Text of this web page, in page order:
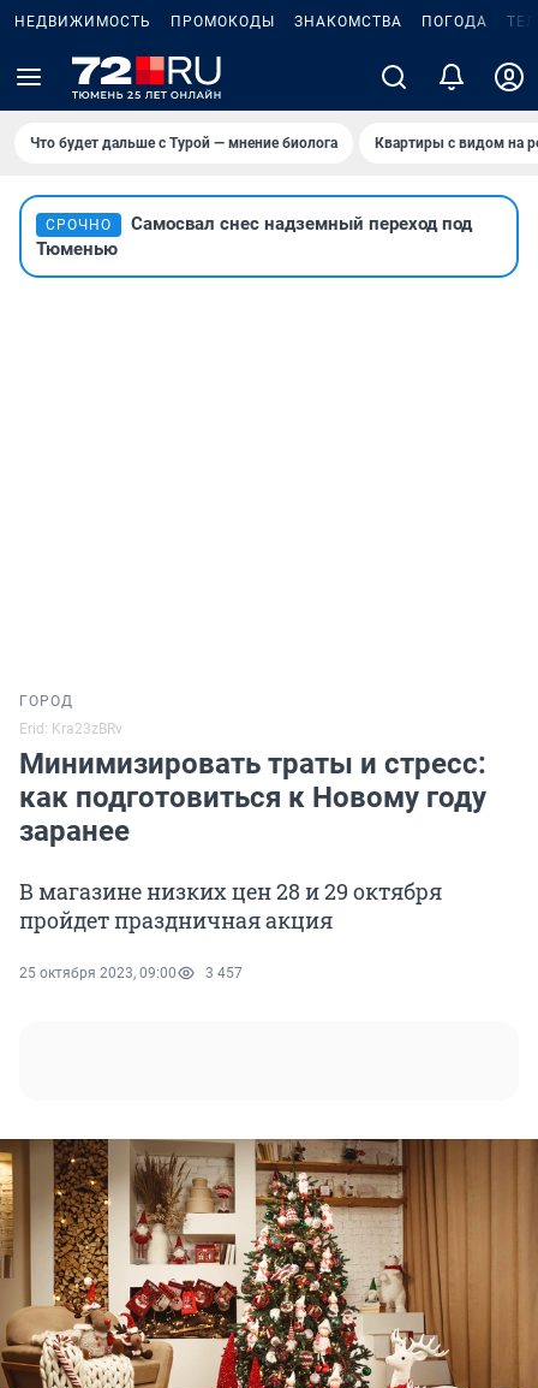
НЕДВИЖИМОСТЬ ПРОМОКОДЫ ЗНАКОМСТВА ПОГОДА
Что будет дальше с Турой — мнение биолога Квартиры с видом на
СРОЧНО
Самосвал снес надземный переход под
Тюменью
ГОРОД
Erid: Kra23zBRv
Минимизировать траты и стресс:
как подготовиться к Новому году
заранее
В магазине низких цен 28 и 29 октября
пройдет праздничная акция
25 октября 2023, 09:00 3 457